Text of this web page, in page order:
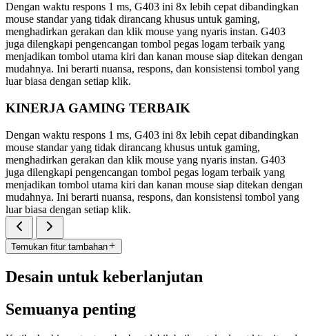
Dengan waktu respons 1 ms, G403 ini 8x lebih cepat dibandingkan
mouse standar yang tidak dirancang khusus untuk gaming,
menghadirkan gerakan dan klik mouse yang nyaris instan. G403
juga dilengkapi pengencangan tombol pegas logam terbaik yang
menjadikan tombol utama kiri dan kanan mouse siap ditekan dengan
mudahnya. Ini berarti nuansa, respons, dan konsistensi tombol yang
luar biasa dengan setiap klik.
KINERJA GAMING TERBAIK
Dengan waktu respons 1 ms, G403 ini 8x lebih cepat dibandingkan
mouse standar yang tidak dirancang khusus untuk gaming,
menghadirkan gerakan dan klik mouse yang nyaris instan. G403
juga dilengkapi pengencangan tombol pegas logam terbaik yang
menjadikan tombol utama kiri dan kanan mouse siap ditekan dengan
mudahnya. Ini berarti nuansa, respons, dan konsistensi tombol yang
luar biasa dengan setiap klik.
Temukan fitur tambahan
Desain untuk keberlanjutan
Semuanya penting